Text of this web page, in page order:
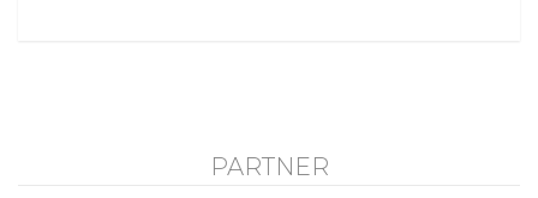
PARTNER